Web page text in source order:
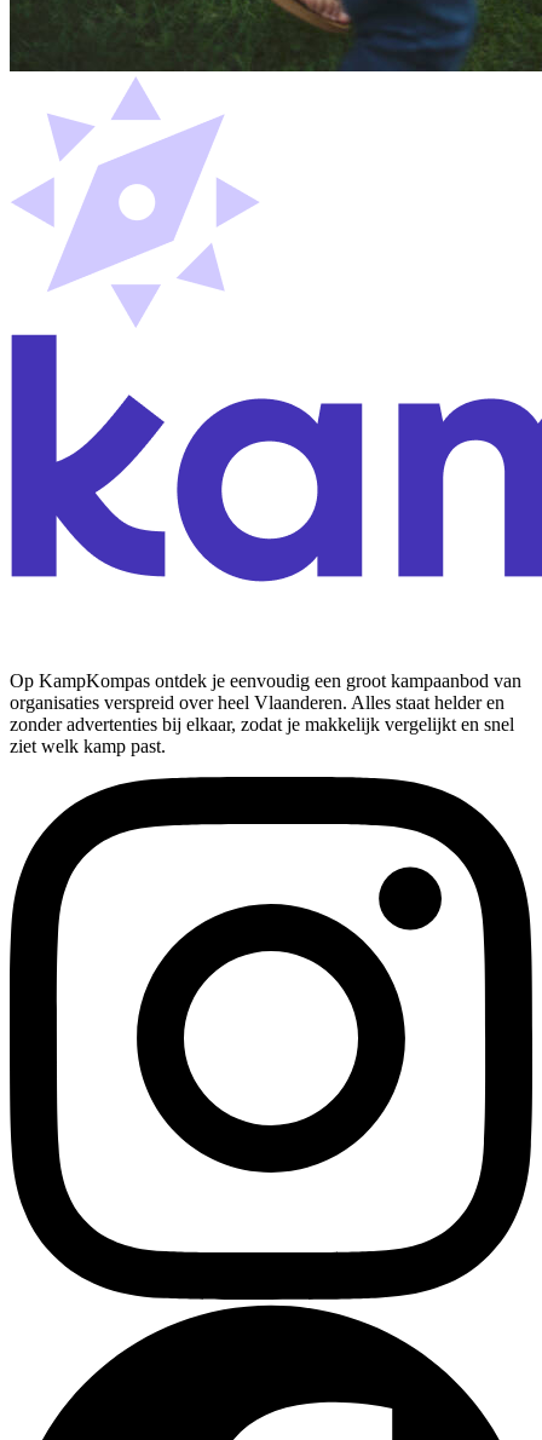
Op KampKompas ontdek je eenvoudig een groot kampaanbod van
organisaties verspreid over heel Vlaanderen. Alles staat helder en
zonder advertenties bij elkaar, zodat je makkelijk vergelijkt en snel
ziet welk kamp past.